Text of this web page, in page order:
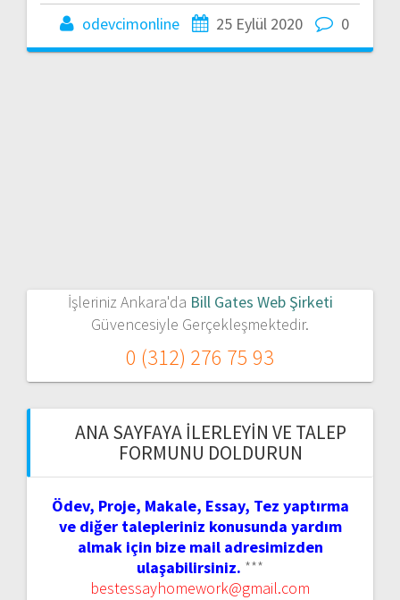
odevcimonline 25 Eylül 2020 0
İşleriniz Ankara'da Bill Gates Web Şirketi
Güvencesiyle Gerçekleşmektedir.
0 (312) 276 75 93
ANA SAYFAYA İLERLEYIN VE TALEP
FORMUNU DOLDURUN
Ödev, Proje, Makale, Essay, Tez yaptırma
ve diğer talepleriniz konusunda yardım
almak için bize mail adresimizden
ulaşabilirsiniz. ***
bestessayhomework@gmail.com